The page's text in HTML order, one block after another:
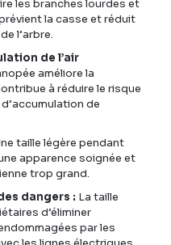
les branches lourdes et
la casse et réduit
l’arbre.
de l’air
améliore la
à réduire le risque
de
taille légère pendant
apparence soignée et
trop grand.
dangers : La taille
d’éliminer
par les